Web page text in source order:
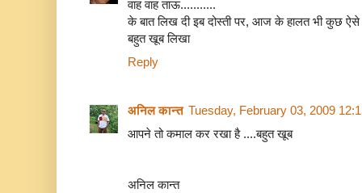
वाह वाह ताऊ...........
के बात लिख दी इब दोस्ती पर, आज के हालत भी कुछ ऐसे
बहुत खूब लिखा
Reply
अनिल कान्त Tuesday, February 03, 2009
आपने तो कमाल कर रखा है ....बहुत खूब
अनिल कान्त